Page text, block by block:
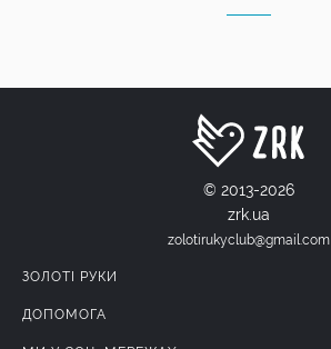
© 2013-2026
zrk.ua
zolotirukyclub@gmail.com
ЗОЛОТІ РУКИ
ДОПОМОГА